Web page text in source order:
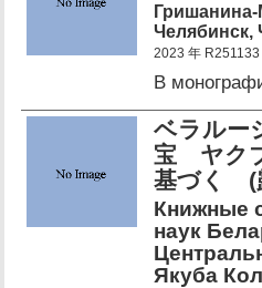
Челябинск,
2023 年 R251133
В
ベラルー
宝 ヤク
基づく (
Книжные
наук
Якуба